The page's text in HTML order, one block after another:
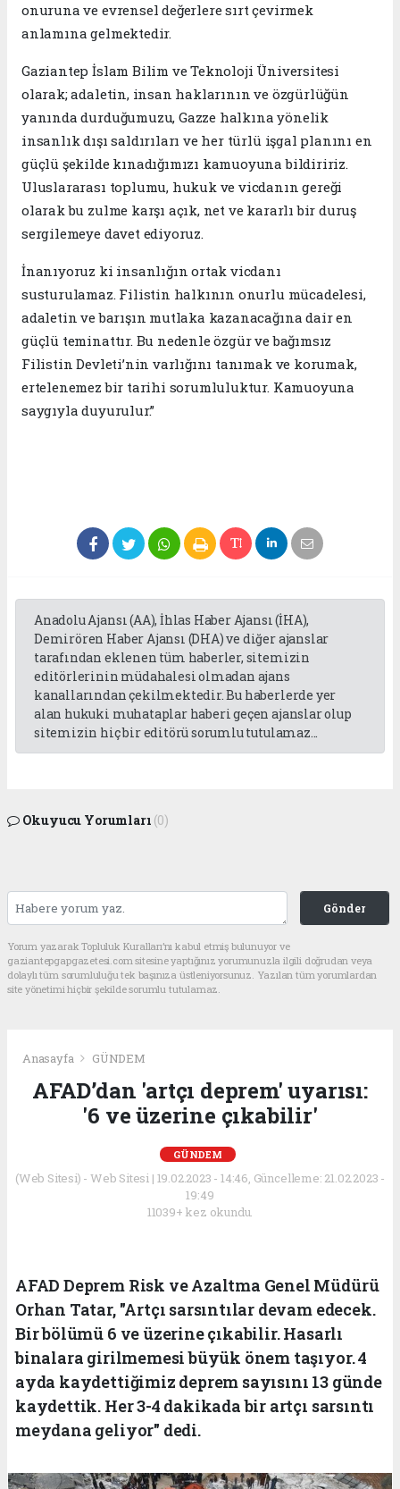
onuruna ve evrensel değerlere sırt çevirmek
anlamına gelmektedir.
Gaziantep İslam Bilim ve Teknoloji Üniversitesi
olarak; adaletin, insan haklarının ve özgürlüğün
yanında durduğumuzu, Gazze halkına yönelik
insanlık dışı saldırıları ve her türlü işgal planını en
güçlü şekilde kınadığımızı kamuoyuna bildiririz.
Uluslararası toplumu, hukuk ve vicdanın gereği
olarak bu zulme karşı açık, net ve kararlı bir duruş
sergilemeye davet ediyoruz.
İnanıyoruz ki insanlığın ortak vicdanı
susturulamaz. Filistin halkının onurlu mücadelesi,
adaletin ve barışın mutlaka kazanacağına dair en
güçlü teminattır. Bu nedenle özgür ve bağımsız
Filistin Devleti’nin varlığını tanımak ve korumak,
ertelenemez bir tarihi sorumluluktur. Kamuoyuna
saygıyla duyurulur.”
Anadolu Ajansı (AA), İhlas Haber Ajansı (İHA),
Demirören Haber Ajansı (DHA) ve diğer ajanslar
tarafından eklenen tüm haberler, sitemizin
editörlerinin müdahalesi olmadan ajans
kanallarından çekilmektedir. Bu haberlerde yer
alan hukuki muhataplar haberi geçen ajanslar olup
sitemizin hiç bir editörü sorumlu tutulamaz...
Okuyucu Yorumları (0)
Gönder
Yorum yazarak Topluluk Kuralları’nı kabul etmiş bulunuyor ve
gaziantepgapgazetesi.com sitesine yaptığınız yorumunuzla ilgili doğrudan veya
dolaylı tüm sorumluluğu tek başınıza üstleniyorsunuz. Yazılan tüm yorumlardan
site yönetimi hiçbir şekilde sorumlu tutulamaz.
Anasayfa GÜNDEM
AFAD’dan 'artçı deprem' uyarısı:
'6 ve üzerine çıkabilir'
GÜNDEM
(Web Sitesi) - Web Sitesi | 19.02.2023 - 14:46, Güncelleme: 21.02.2023 -
19:49
11039+ kez okundu.
AFAD Deprem Risk ve Azaltma Genel Müdürü
Orhan Tatar, "Artçı sarsıntılar devam edecek.
Bir bölümü 6 ve üzerine çıkabilir. Hasarlı
binalara girilmemesi büyük önem taşıyor. 4
ayda kaydettiğimiz deprem sayısını 13 günde
kaydettik. Her 3-4 dakikada bir artçı sarsıntı
meydana geliyor" dedi.